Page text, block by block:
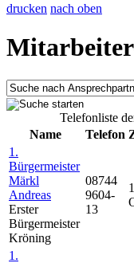
drucken nach oben
Telefonliste
Name
Telefon
1.
Bürgermeister
Märkl
Andreas
Erster
Bürgermeister
Kröning
08744
9604-
13
1.